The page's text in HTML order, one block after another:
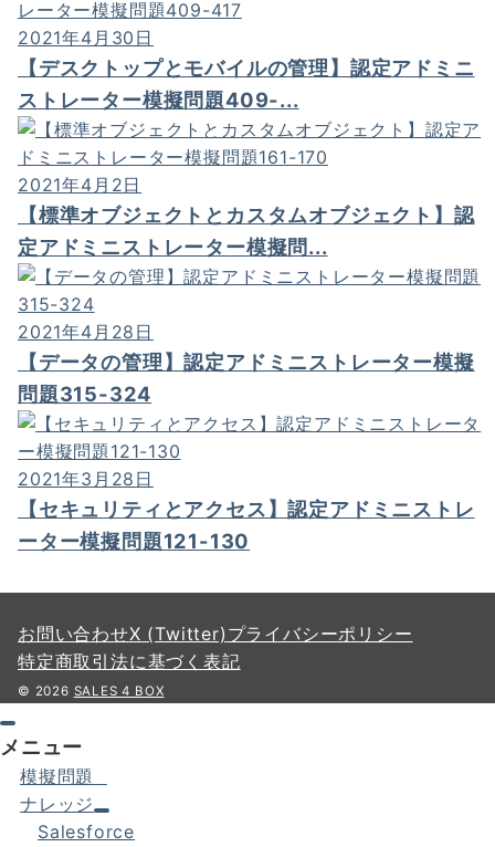
2021年4月30日
【デスクトップとモバイルの管理】認定アドミニ
ストレーター模擬問題409-...
2021年4月2日
【標準オブジェクトとカスタムオブジェクト】認
定アドミニストレーター模擬問...
2021年4月28日
【データの管理】認定アドミニストレーター模擬
問題315-324
2021年3月28日
【セキュリティとアクセス】認定アドミニストレ
ーター模擬問題121-130
お問い合わせX (Twitter) プライバシーポリシー
特定商取引法に基づく表記
© 2026 SALES 4 BOX
メニュー
模擬問題
ナレッジ
Salesforce